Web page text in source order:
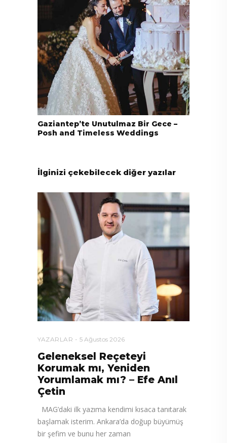
Gaziantep’te Unutulmaz Bir Gece –
Posh and Timeless Weddings
İlginizi çekebilecek diğer yazılar
YAZARLAR 5 Ağustos 2026
Geleneksel Reçeteyi
Korumak mı, Yeniden
Yorumlamak mı? – Efe Anıl
Çetin
MAG’daki ilk yazıma kendimi kısaca tanıtarak
başlamak isterim. Ankara’da doğup büyümüş
bir şefim ve bunu her zaman